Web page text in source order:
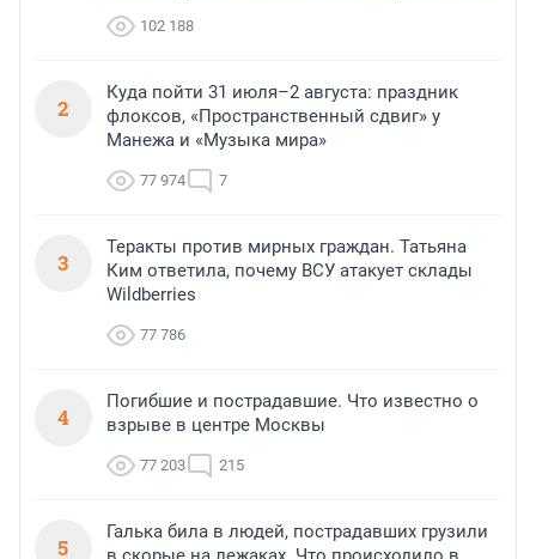
102 188
2
Куда пойти 31 июля–2 августа: праздник
флоксов, «Пространственный сдвиг» у
Манежа и «Музыка мира»
77 974 7
3
Теракты против мирных граждан. Татьяна
Ким ответила, почему ВСУ атакует склады
Wildberries
77 786
4
Погибшие и пострадавшие. Что известно о
взрыве в центре Москвы
77 203 215
5
Галька била в людей, пострадавших грузили